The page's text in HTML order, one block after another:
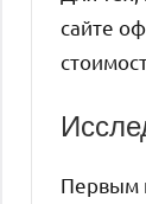
сайте
Первым